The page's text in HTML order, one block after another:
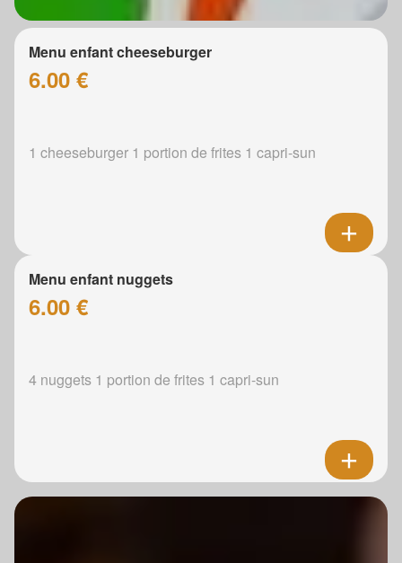
Menu enfant cheeseburger
6.00 €
1 cheeseburger 1 portion de frites 1 capri-sun
Menu enfant nuggets
6.00 €
4 nuggets 1 portion de frites 1 capri-sun